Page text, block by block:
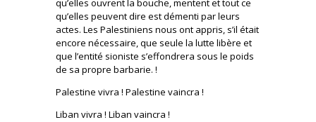
qu’elles ouvrent la bouche, mentent et tout ce
qu’elles peuvent dire est démenti par leurs
actes. Les Palestiniens nous ont appris, s’il était
encore nécessaire, que seule la lutte libère et
que l’entité sioniste s’effondrera sous le poids
de sa propre barbarie. !
Palestine vivra ! Palestine vaincra !
Liban vivra ! Liban vaincra !